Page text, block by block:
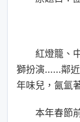
紅燈籠、
獅扮演……鄰近
年味兒，氤氳
本年春節